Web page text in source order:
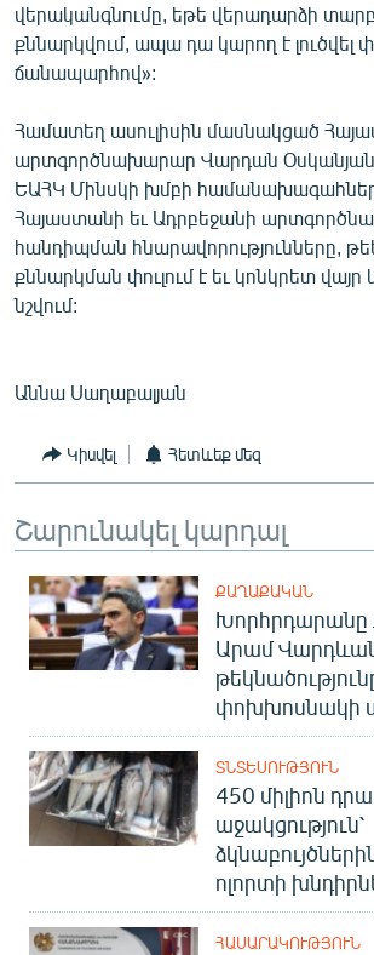
վերականգնումը, եթե վերադարձի
քննարկվում, ապա դա կարող է լուծվել
ճանապարհով»:
Համատեղ ասուլիսին մասնակցած
արտգործնախարար Վարդան
ԵԱՀԿ Մինսկի խմբի
Հայաստանի եւ Ադրբեջանի
հանդիպման հնարավորությունները,
քննարկման փուլում է եւ կոնկրետ
նշվում:
Աննա Սաղաբալյան
Կիսվել Հետևեք մեզ
Շարունակել կարդալ
ՔԱՂԱՔԱԿԱՆ
Խորհրդարանը
Արամ
փոխխոսնակի
ՏՆՏԵՍՈՒԹՅՈՒՆ
450 միլիոն
աջակցություն՝
ոլորտի
ՀԱՍԱՐԱԿՈՒԹՅՈՒՆ